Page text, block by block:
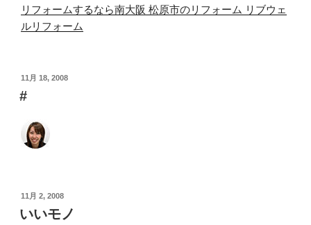
リフォームするなら南大阪 松原市のリフォーム リブウェ
ルリフォーム
投
稿
日:
11月 18, 2008
#
投
稿
日:
11月 2, 2008
いいモノ